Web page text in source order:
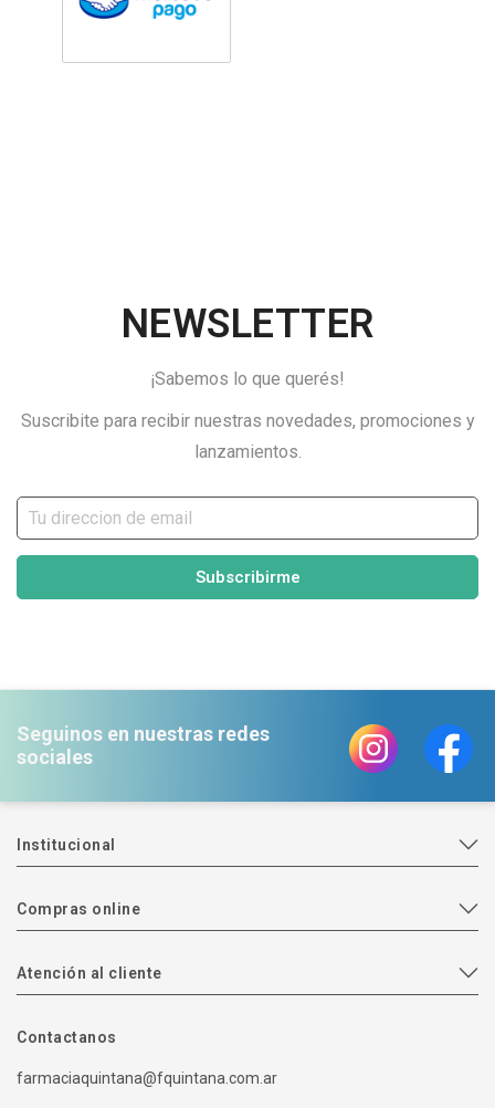
NEWSLETTER
¡Sabemos lo que querés!
Suscribite para recibir nuestras novedades, promociones y
lanzamientos.
Subscribirme
Seguinos en nuestras redes
sociales
Institucional
Compras online
Atención al cliente
Contactanos
farmaciaquintana@fquintana.com.ar